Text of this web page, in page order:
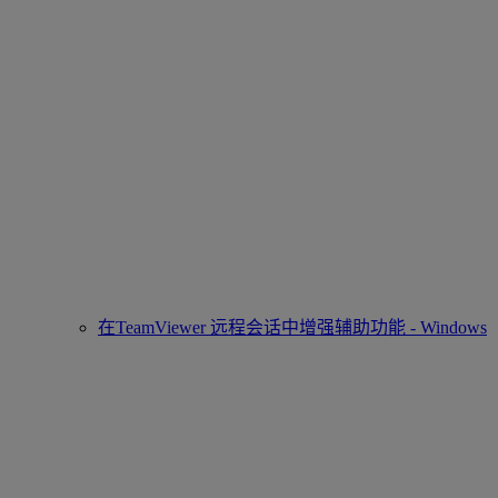
在TeamViewer 远程会话中增强辅助功能 - Windows